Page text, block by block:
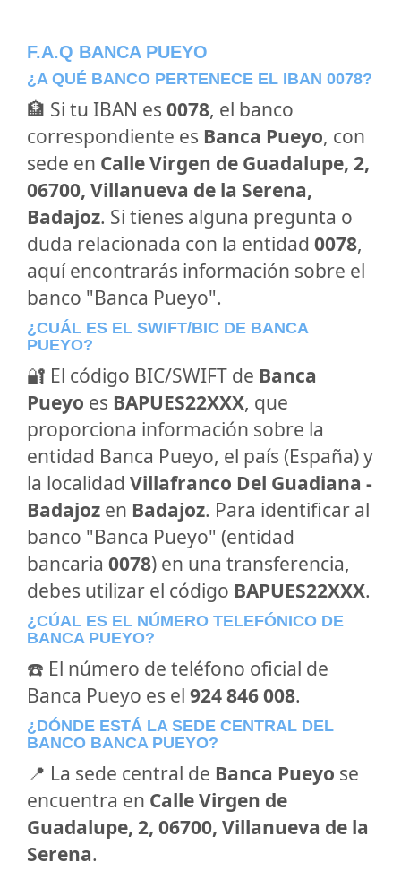
F.A.Q BANCA PUEYO
¿A QUÉ BANCO PERTENECE EL IBAN 0078?
🏦 Si tu IBAN es 0078, el banco
correspondiente es Banca Pueyo, con
sede en Calle Virgen de Guadalupe, 2,
06700, Villanueva de la Serena,
Badajoz. Si tienes alguna pregunta o
duda relacionada con la entidad 0078,
aquí encontrarás información sobre el
banco "Banca Pueyo".
¿CUÁL ES EL SWIFT/BIC DE BANCA
PUEYO?
🔐 El código BIC/SWIFT de Banca
Pueyo es BAPUES22XXX, que
proporciona información sobre la
entidad Banca Pueyo, el país (España) y
la localidad Villafranco Del Guadiana -
Badajoz en Badajoz. Para identificar al
banco "Banca Pueyo" (entidad
bancaria 0078) en una transferencia,
debes utilizar el código BAPUES22XXX.
¿CÚAL ES EL NÚMERO TELEFÓNICO DE
BANCA PUEYO?
☎️ El número de teléfono oficial de
Banca Pueyo es el 924 846 008.
¿DÓNDE ESTÁ LA SEDE CENTRAL DEL
BANCO BANCA PUEYO?
📍 La sede central de Banca Pueyo se
encuentra en Calle Virgen de
Guadalupe, 2, 06700, Villanueva de la
Serena.